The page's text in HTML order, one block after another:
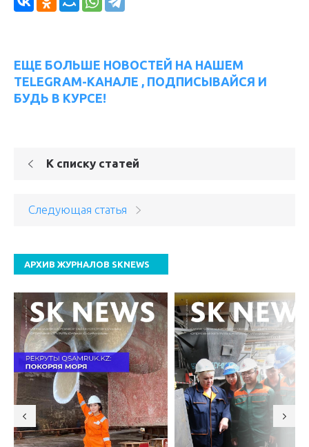
ЕЩЕ БОЛЬШЕ НОВОСТЕЙ НА НАШЕМ
TELEGRAM-КАНАЛЕ , ПОДПИСЫВАЙСЯ И
БУДЬ В КУРСЕ!
К списку статей
Следующая статья
АРХИВ ЖУРНАЛОВ SKNEWS